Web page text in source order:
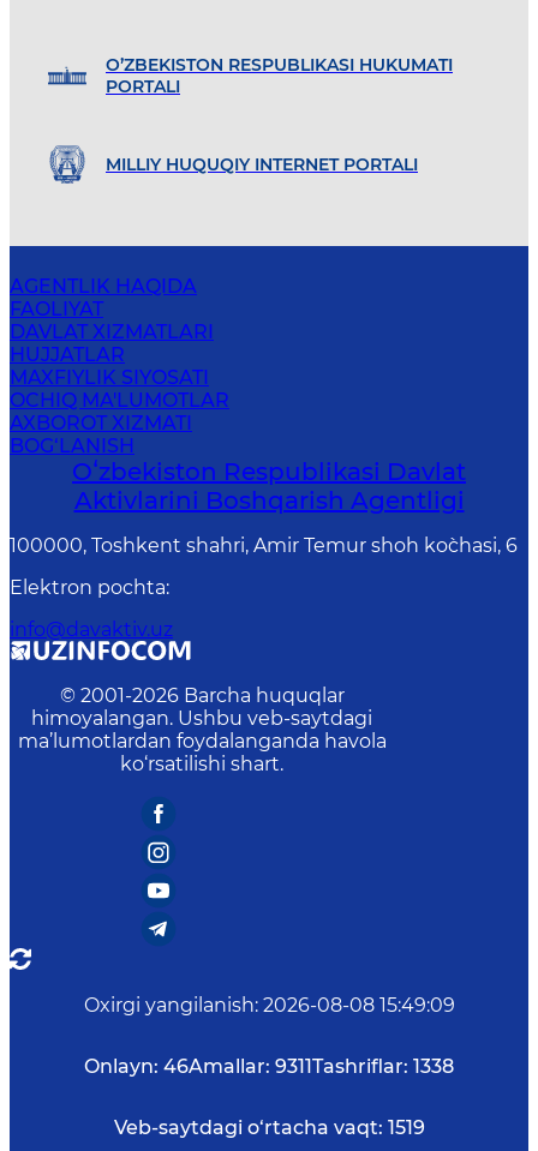
O’ZBEKISTON RESPUBLIKASI HUKUMATI
PORTALI
MILLIY HUQUQIY INTERNET PORTALI
AGENTLIK HAQIDA
FAOLIYAT
DAVLAT XIZMATLARI
HUJJATLAR
MAXFIYLIK SIYOSATI
OCHIQ MA'LUMOTLAR
AXBOROT XIZMATI
BOG‘LANISH
Oʻzbekiston Respublikasi Davlat
Aktivlarini Boshqarish Agentligi
100000, Toshkent shahri, Amir Temur shoh ko`chasi, 6
Elektron pochta:
info@davaktiv.uz
© 2001-2026 Barcha huquqlar
himoyalangan. Ushbu veb-saytdagi
ma’lumotlardan foydalanganda havola
ko‘rsatilishi shart.
Oxirgi yangilanish: 2026-08-08 15:49:09
Onlayn: 46Amallar: 9311Tashriflar: 1338
Veb-saytdagi o‘rtacha vaqt: 1519